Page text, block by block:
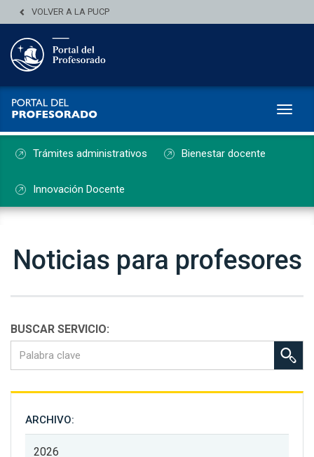
VOLVER A LA PUCP
Trámites administrativos Bienestar docente
Innovación Docente
Noticias para profesores
BUSCAR SERVICIO:
ARCHIVO:
2026